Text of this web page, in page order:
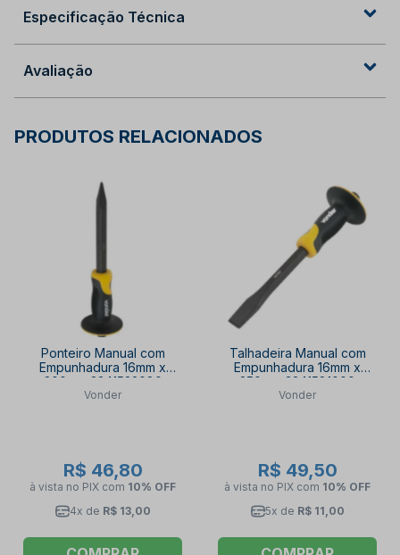
Especificação Técnica
Avaliação
PRODUTOS RELACIONADOS
Ponteiro Manual com
Empunhadura 16mm x
200mm 3341532080
VONDER
Vonder
R$ 46,80
à vista no PIX com 10% OFF
4x de R$ 13,00
Talhadeira Manual com
Empunhadura 16mm x
250mm 3341581000
VONDER
Vonder
R$ 49,50
à vista no PIX com 10% OFF
5x de R$ 11,00